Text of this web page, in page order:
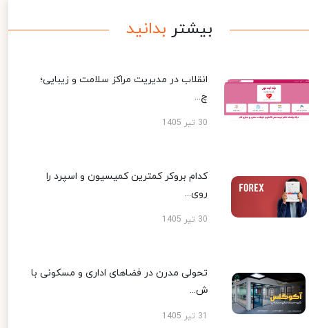
بیشتر بدانید
انقلاب در مدیریت مراکز سلامت و زیبایی؛
چ...
30 تیر 1405
کدام بروکر کمترین کمیسیون و اسپرد را
روی...
30 تیر 1405
تحولی مدرن در فضاهای اداری و مسکونی با
ش...